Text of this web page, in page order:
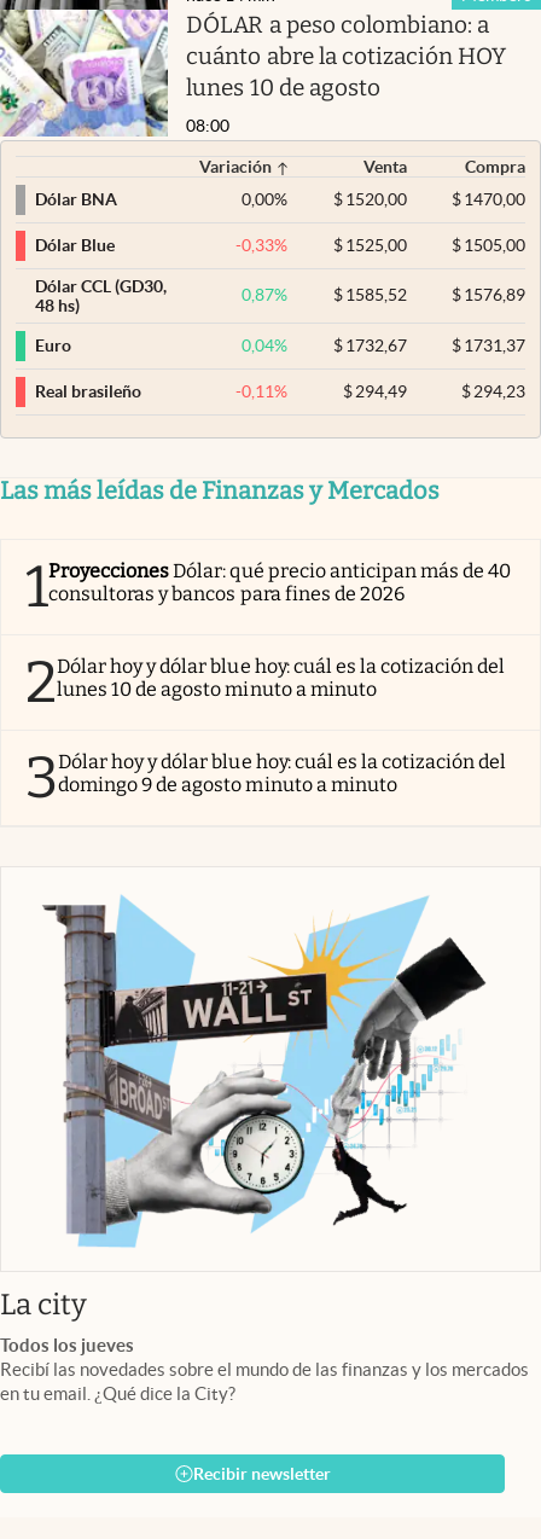
DÓLAR a peso colombiano: a
cuánto abre la cotización HOY
lunes 10 de agosto
08:00
Variación Venta
Compra
Dólar BNA
0,00% $ 1520,00 $1470,00
Dólar Blue -0,33% $ 1525,00 $1505,00
Dólar CCL (GD30,
48 hs)
0,87% $ 1585,52 $1576,89
Euro 0,04% $ 1732,67 $1731,37
Real brasileño -0,11% $ 294,49 $294,23
Las más leídas de Finanzas y Mercados
1ProyeccionesDólar: qué precio anticipan más de 40
consultoras y bancos para fines de 2026
2Dólar hoy y dólar blue hoy: cuál es la cotización del
lunes 10 de agosto minuto a minuto
3Dólar hoy y dólar blue hoy: cuál es la cotización del
domingo 9 de agosto minuto a minuto
La cityabre en nueva pestaña
Todos los jueves
Recibí las novedades sobre el mundo de las finanzas y los mercados
en tu email. ¿Qué dice la City?
Recibir newsletter